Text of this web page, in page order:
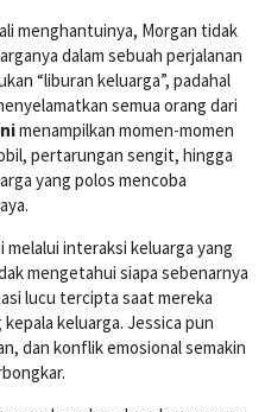
menghantuinya, Morgan tidak
dalam sebuah perjalanan
“liburan keluarga”, padahal
semua orang dari
menampilkan momen-momen
pertarungan sengit, hingga
yang polos mencoba
melalui interaksi keluarga yang
mengetahui siapa sebenarnya
lucu tercipta saat mereka
keluarga. Jessica pun
dan konflik emosional semakin